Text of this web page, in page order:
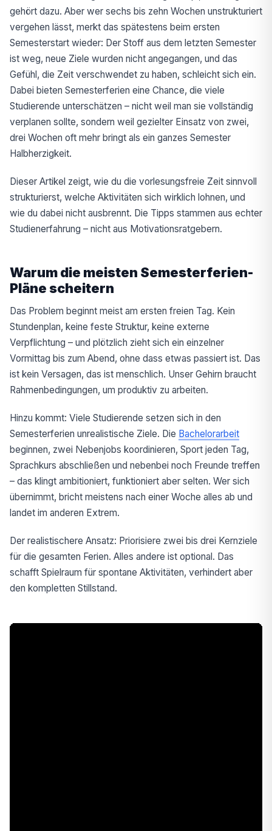
gehört dazu. Aber wer sechs bis zehn Wochen unstrukturiert
vergehen lässt, merkt das spätestens beim ersten
Semesterstart wieder: Der Stoff aus dem letzten Semester
ist weg, neue Ziele wurden nicht angegangen, und das
Gefühl, die Zeit verschwendet zu haben, schleicht sich ein.
Dabei bieten Semesterferien eine Chance, die viele
Studierende unterschätzen – nicht weil man sie vollständig
verplanen sollte, sondern weil gezielter Einsatz von zwei,
drei Wochen oft mehr bringt als ein ganzes Semester
Halbherzigkeit.
Dieser Artikel zeigt, wie du die vorlesungsfreie Zeit sinnvoll
strukturierst, welche Aktivitäten sich wirklich lohnen, und
wie du dabei nicht ausbrennt. Die Tipps stammen aus echter
Studienerfahrung – nicht aus Motivationsratgebern.
Warum die meisten Semesterferien-
Pläne scheitern
Das Problem beginnt meist am ersten freien Tag. Kein
Stundenplan, keine feste Struktur, keine externe
Verpflichtung – und plötzlich zieht sich ein einzelner
Vormittag bis zum Abend, ohne dass etwas passiert ist. Das
ist kein Versagen, das ist menschlich. Unser Gehirn braucht
Rahmenbedingungen, um produktiv zu arbeiten.
Hinzu kommt: Viele Studierende setzen sich in den
Semesterferien unrealistische Ziele. Die Bachelorarbeit
beginnen, zwei Nebenjobs koordinieren, Sport jeden Tag,
Sprachkurs abschließen und nebenbei noch Freunde treffen
– das klingt ambitioniert, funktioniert aber selten. Wer sich
übernimmt, bricht meistens nach einer Woche alles ab und
landet im anderen Extrem.
Der realistischere Ansatz: Priorisiere zwei bis drei Kernziele
für die gesamten Ferien. Alles andere ist optional. Das
schafft Spielraum für spontane Aktivitäten, verhindert aber
den kompletten Stillstand.